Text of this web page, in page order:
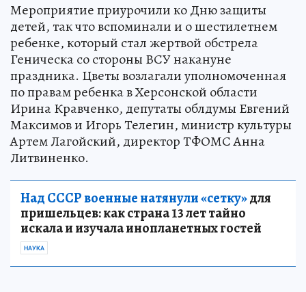
Мероприятие приурочили ко Дню защиты
детей, так что вспоминали и о шестилетнем
ребенке, который стал жертвой обстрела
Геническа со стороны ВСУ накануне
праздника. Цветы возлагали уполномоченная
по правам ребенка в Херсонской области
Ирина Кравченко, депутаты облдумы Евгений
Максимов и Игорь Телегин, министр культуры
Артем Лагойский, директор ТФОМС Анна
Литвиненко.
Над СССР военные натянули «сетку»для
пришельцев: как страна 13 лет тайно
искала и изучала инопланетных гостей
НАУКА